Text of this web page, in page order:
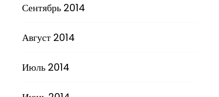
Сентябрь 2014
Август 2014
Июль 2014